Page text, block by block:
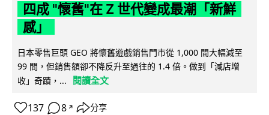
四成 "懷舊"在 Z 世代變成最潮「新鮮
感」
日本零售巨頭 GEO 將懷舊遊戲銷售門市從 1,000 間大幅減至
99 間，但銷售額卻不降反升至過往的 1.4 倍。做到「減店增
收」奇蹟，...
閱讀全文
137 8 ↗ 分享